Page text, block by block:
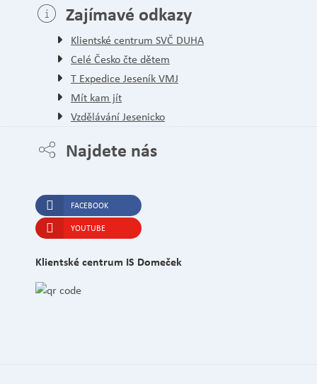
Zajímavé odkazy
Klientské centrum SVČ DUHA
Celé Česko čte dětem
T Expedice Jeseník VMJ
Mít kam jít
Vzdělávání Jesenicko
Najdete nás
FACEBOOK
YOUTUBE
Klientské centrum IS Domeček